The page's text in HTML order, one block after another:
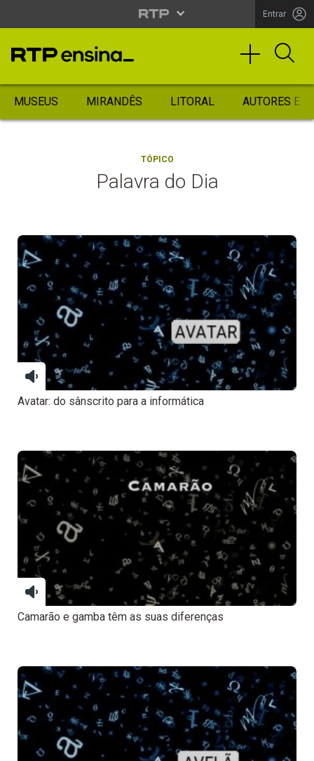
Entrar
MUSEUS MIRANDÊS LITORAL AUTORES
TÓPICO
Palavra do Dia
Avatar: do sânscrito para a informática
Camarão e gamba têm as suas diferenças